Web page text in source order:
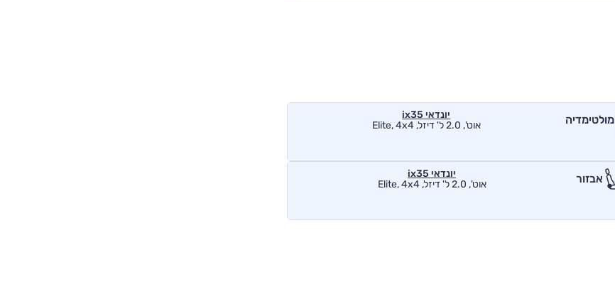
מולטימדיה
יונדאי ix35
אוט', 2.0 ל' דיזל, Elite, 4x4
אבזור
יונדאי ix35
אוט', 2.0 ל' דיזל, Elite, 4x4